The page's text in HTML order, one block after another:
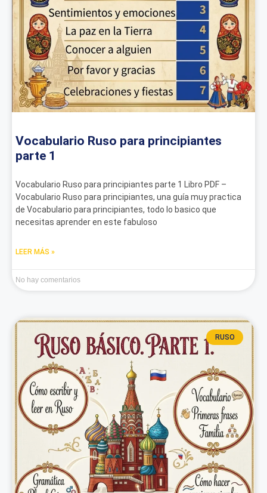
Vocabulario Ruso para principiantes
parte 1
Vocabulario Ruso para principiantes parte 1 Libro PDF –
Vocabulario Ruso para principiantes, una guía muy practica
de Vocabulario para principiantes, todo lo basico que
necesitas aprender en este fabuloso
LEER MÁS »
No hay comentarios
RUSO